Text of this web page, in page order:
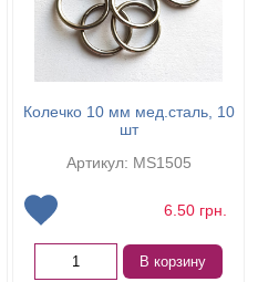
Колечко 10 мм мед.сталь, 10
шт
Артикул: MS1505
6.50 грн.
В корзину